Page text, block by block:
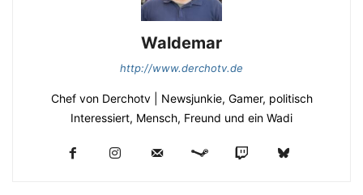
Waldemar
http://www.derchotv.de
Chef von Derchotv | Newsjunkie, Gamer, politisch
Interessiert, Mensch, Freund und ein Wadi